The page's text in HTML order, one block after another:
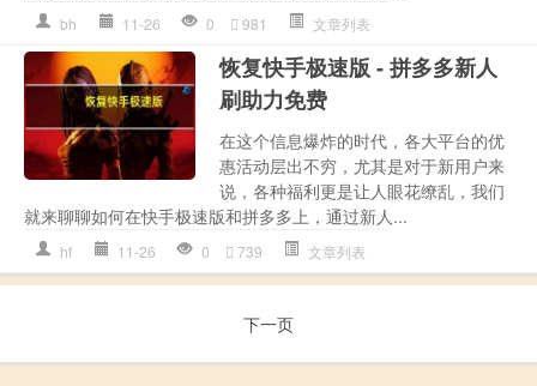
bh 11-26 0 981 文章列表
恢复快手极速版 - 拼多多新人
刷助力免费
在这个信息爆炸的时代，各大平台的优
惠活动层出不穷，尤其是对于新用户来
说，各种福利更是让人眼花缭乱，我们
就来聊聊如何在快手极速版和拼多多上，通过新人...
hf 11-26 0 739 文章列表
下一页